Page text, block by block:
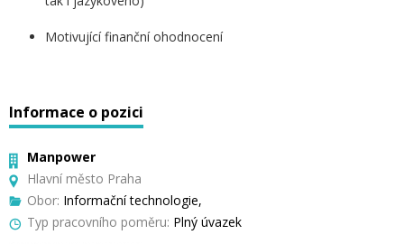
Motivující finanční ohodnocení
Informace o pozici
Manpower
Hlavní město Praha
Obor: Informační technologie,
Typ pracovního poměru: Plný úvazek